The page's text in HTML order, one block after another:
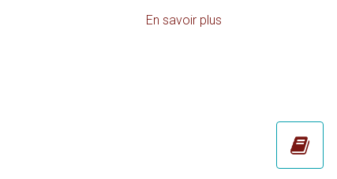
En savoir plus